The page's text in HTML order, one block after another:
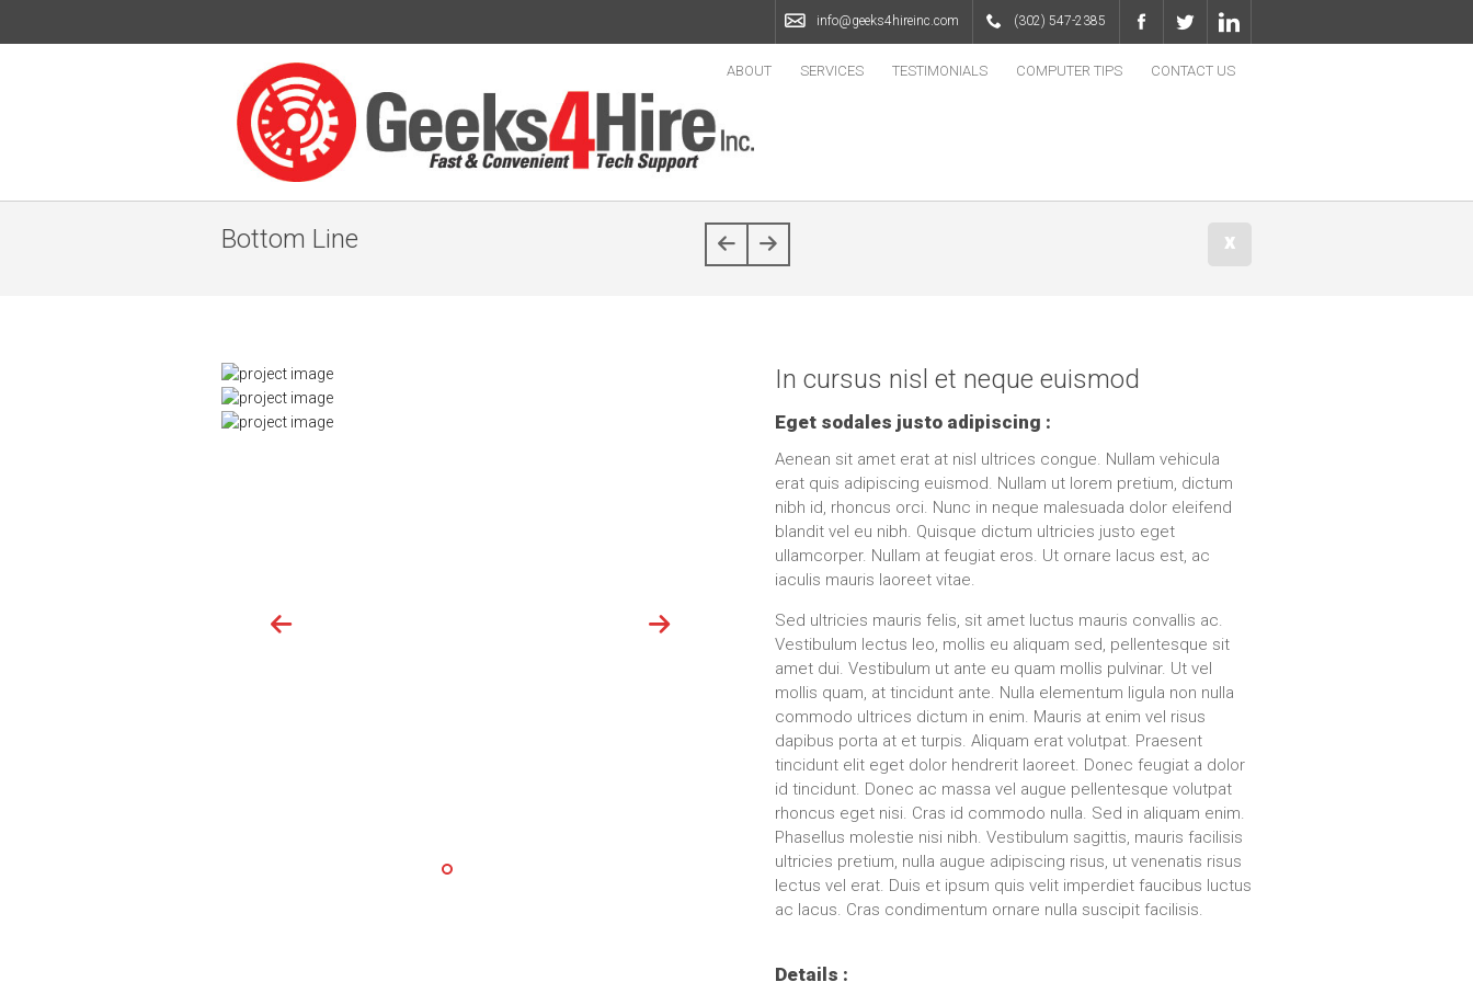
info@geeks4hireinc.com (302) 547-2385
ABOUT SERVICES TESTIMONIALS COMPUTER TIPS CONTACT US
Bottom Line x
In cursus nisl et neque euismod
Eget sodales justo adipiscing :
Aenean sit amet erat at nisl ultrices congue. Nullam vehicula
erat quis adipiscing euismod. Nullam ut lorem pretium, dictum
nibh id, rhoncus orci. Nunc in neque malesuada dolor eleifend
blandit vel eu nibh. Quisque dictum ultricies justo eget
ullamcorper. Nullam at feugiat eros. Ut ornare lacus est, ac
iaculis mauris laoreet vitae.
Sed ultricies mauris felis, sit amet luctus mauris convallis ac.
Vestibulum lectus leo, mollis eu aliquam sed, pellentesque sit
amet dui. Vestibulum ut ante eu quam mollis pulvinar. Ut vel
mollis quam, at tincidunt ante. Nulla elementum ligula non nulla
commodo ultrices dictum in enim. Mauris at enim vel risus
dapibus porta at et turpis. Aliquam erat volutpat. Praesent
tincidunt elit eget dolor hendrerit laoreet. Donec feugiat a dolor
id tincidunt. Donec ac massa vel augue pellentesque volutpat
rhoncus eget nisi. Cras id commodo nulla. Sed in aliquam enim.
Phasellus molestie nisi nibh. Vestibulum sagittis, mauris facilisis
ultricies pretium, nulla augue adipiscing risus, ut venenatis risus
lectus vel erat. Duis et ipsum quis velit imperdiet faucibus luctus
ac lacus. Cras condimentum ornare nulla suscipit facilisis.
Details :